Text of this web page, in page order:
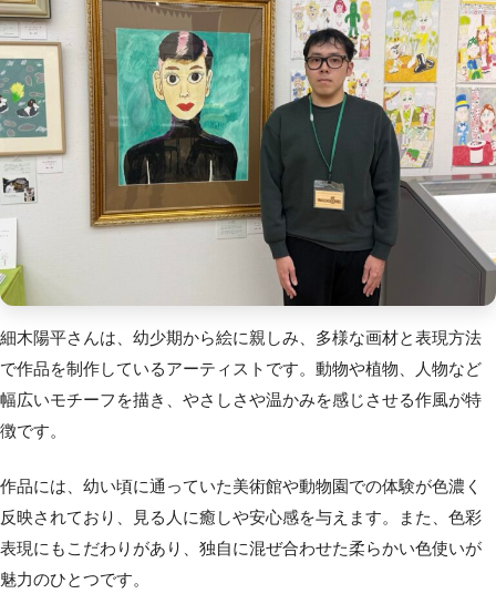
細木陽平さんは、幼少期から絵に親しみ、多様な画材と表現方法
で作品を制作しているアーティストです。 動物や植物、人物など
幅広いモチーフを描き、やさしさや温かみを感じさせる作風が特
徴です。
作品には、幼い頃に通っていた美術館や動物園での体験が色濃く
反映されており、見る人に癒しや安心感を与えます。また、 色彩
表現にもこだわりがあり、独自に混ぜ合わせた柔らかい色使いが
魅力のひとつです。